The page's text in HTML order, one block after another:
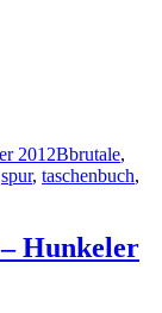
2012Bbrutale,
spur, taschenbuch,
Hunkeler